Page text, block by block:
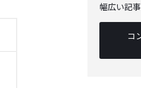
幅広い記
コ